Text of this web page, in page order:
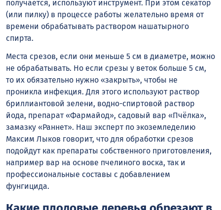
получается, используют инструмент. При этом секатор
(или пилку) в процессе работы желательно время от
времени обрабатывать раствором нашатырного
спирта.
Места срезов, если они меньше 5 см в диаметре, можно
не обрабатывать. Но если срезы у веток больше 5 см,
то их обязательно нужно «закрыть», чтобы не
проникла инфекция. Для этого используют раствор
бриллиантовой зелени, водно-спиртовой раствор
йода, препарат «Фармайод», садовый вар «Пчёлка»,
замазку «Раннет». Наш эксперт по экоземледелию
Максим Лыков говорит, что для обработки срезов
подойдут как препараты собственного приготовления,
например вар на основе пчелиного воска, так и
профессиональные составы с добавлением
фунгицида.